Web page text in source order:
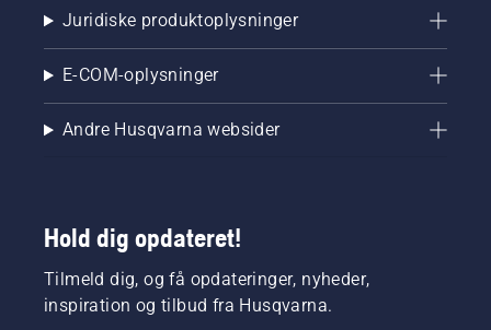
Juridiske produktoplysninger
E-COM-oplysninger
Andre Husqvarna websider
Hold dig opdateret!
Tilmeld dig, og få opdateringer, nyheder,
inspiration og tilbud fra Husqvarna.